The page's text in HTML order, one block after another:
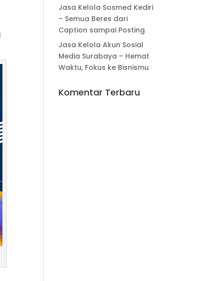
Jasa Kelola Sosmed Kediri
– Semua Beres dari
Caption sampai Posting
Jasa Kelola Akun Sosial
Media Surabaya – Hemat
Waktu, Fokus ke Bisnismu
Komentar Terbaru